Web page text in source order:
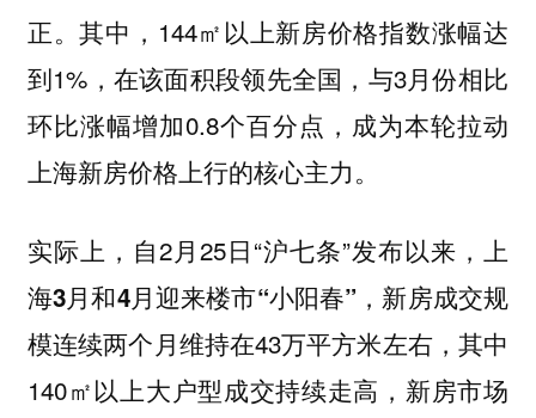
正。其中，144㎡以上新房价格指数涨幅达
到1%，在该面积段领先全国，与3月份相比
环比涨幅增加0.8个百分点，成为本轮拉动
上海新房价格上行的核心主力。
实际上，自2月25日“沪七条”发布以来，上
海3月和4月迎来楼市“小阳春” ，新房成交规
模连续两个月维持在43万平方米左右，其中
140㎡以上大户型成交持续走高， 新房市场